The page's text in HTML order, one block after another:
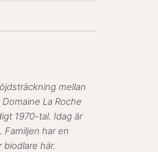
mellan
La Roche
1970-tal. Idag är
har en
här.